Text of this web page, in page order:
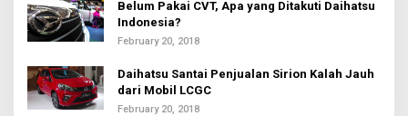
Belum Pakai CVT, Apa yang Ditakuti Daihatsu
Indonesia?
February 20, 2018
Daihatsu Santai Penjualan Sirion Kalah Jauh
dari Mobil LCGC
February 20, 2018